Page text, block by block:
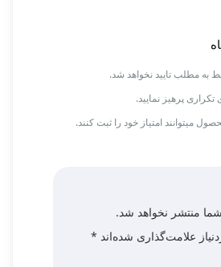
به مطلب تایید نخواهد شد.
تکراری پرهیز نمایید.
میتوانند امتیاز خود را ثبت کنند.
منتشر نخواهد شد.
علامت‌گذاری شده‌اند *